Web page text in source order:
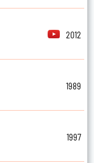
2012
1989
1997